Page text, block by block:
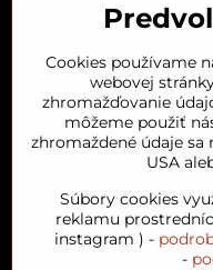
Orient House
Arganový olej
Cookies používame
webovej
zhromažďovanie
môžeme použiť
zhromaždené údaje
USA
Súbory cookies
reklamu
instagram ) -
-